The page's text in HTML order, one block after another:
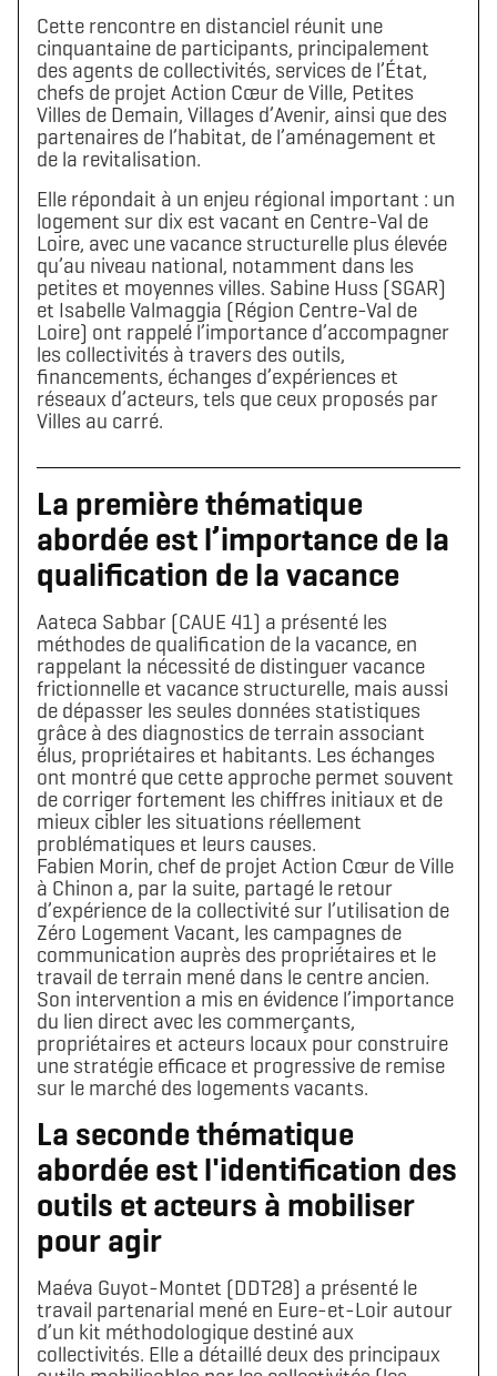
Cette rencontre en distanciel réunit une
cinquantaine de participants, principalement
des agents de collectivités, services de l’État,
chefs de projet Action Cœur de Ville, Petites
Villes de Demain, Villages d’Avenir, ainsi que des
partenaires de l’habitat, de l’aménagement et
de la revitalisation.
Elle répondait à un enjeu régional important : un
logement sur dix est vacant en Centre-Val de
Loire, avec une vacance structurelle plus élevée
qu’au niveau national, notamment dans les
petites et moyennes villes. Sabine Huss (SGAR)
et Isabelle Valmaggia (Région Centre-Val de
Loire) ont rappelé l’importance d’accompagner
les collectivités à travers des outils,
financements, échanges d’expériences et
réseaux d’acteurs, tels que ceux proposés par
Villes au carré.
La première thématique
abordée est l’importance de la
qualification de la vacance
Aateca Sabbar (CAUE 41) a présenté les
méthodes de qualification de la vacance, en
rappelant la nécessité de distinguer vacance
frictionnelle et vacance structurelle, mais aussi
de dépasser les seules données statistiques
grâce à des diagnostics de terrain associant
élus, propriétaires et habitants. Les échanges
ont montré que cette approche permet souvent
de corriger fortement les chiffres initiaux et de
mieux cibler les situations réellement
problématiques et leurs causes.
Fabien Morin, chef de projet Action Cœur de Ville
à Chinon a, par la suite, partagé le retour
d’expérience de la collectivité sur l’utilisation de
Zéro Logement Vacant, les campagnes de
communication auprès des propriétaires et le
travail de terrain mené dans le centre ancien.
Son intervention a mis en évidence l’importance
du lien direct avec les commerçants,
propriétaires et acteurs locaux pour construire
une stratégie efficace et progressive de remise
sur le marché des logements vacants.
La seconde thématique
abordée est l'identification des
outils et acteurs à mobiliser
pour agir
Maéva Guyot-Montet (DDT28) a présenté le
travail partenarial mené en Eure-et-Loir autour
d’un kit méthodologique destiné aux
collectivités. Elle a détaillé deux des principaux